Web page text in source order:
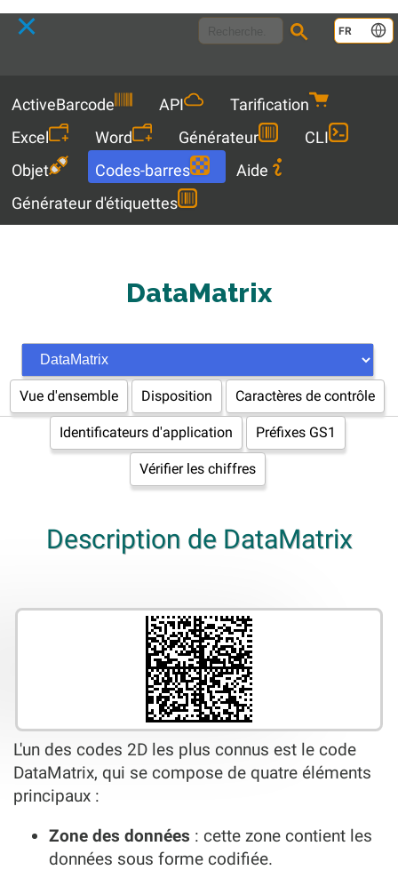
FR
ActiveBarcode API
Tarification
Excel
Word Générateur
CLI
Objet
Codes-barres
Aide
Générateur d'étiquettes
DataMatrix
Vue d'ensemble Disposition Caractères de contrôle
Identificateurs d'application Préfixes GS1
Vérifier les chiffres
Description de DataMatrix
L'un des codes 2D les plus connus est le code
DataMatrix, qui se compose de quatre éléments
principaux :
Zone des données : cette zone contient les
données sous forme codifiée.